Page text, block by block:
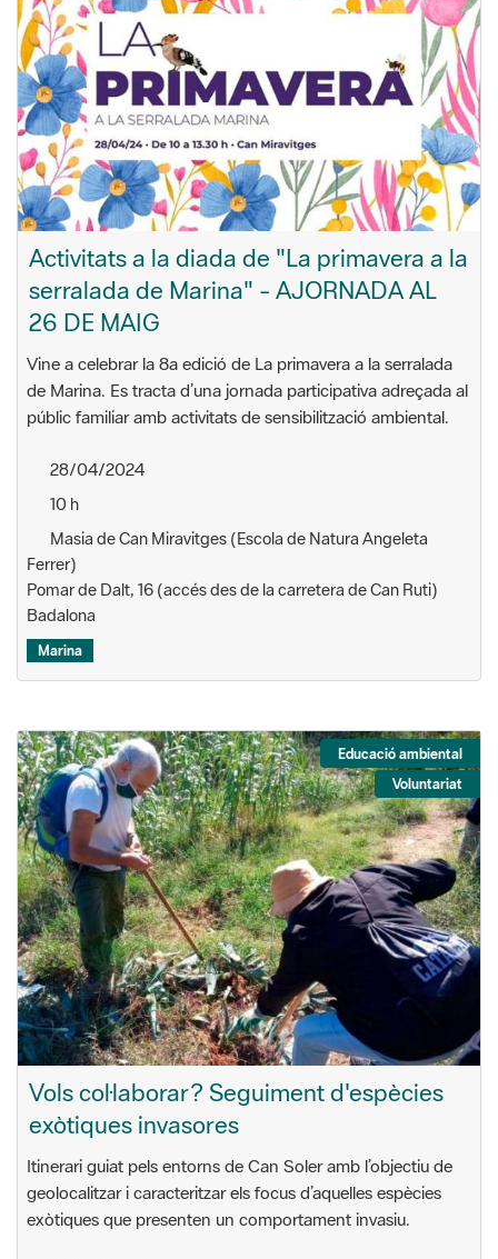
Activitats a la diada de "La primavera a la
serralada de Marina" - AJORNADA AL
26 DE MAIG
Vine a celebrar la 8a edició de La primavera a la serralada
de Marina. Es tracta d’una jornada participativa adreçada al
públic familiar amb activitats de sensibilització ambiental.
28/04/2024
10 h
Masia de Can Miravitges (Escola de Natura Angeleta
Ferrer)
Pomar de Dalt, 16 (accés des de la carretera de Can Ruti)
Badalona
Marina
Educació ambiental
Voluntariat
Vols col·laborar? Seguiment d'espècies
exòtiques invasores
Itinerari guiat pels entorns de Can Soler amb l’objectiu de
geolocalitzar i caracteritzar els focus d’aquelles espècies
exòtiques que presenten un comportament invasiu.